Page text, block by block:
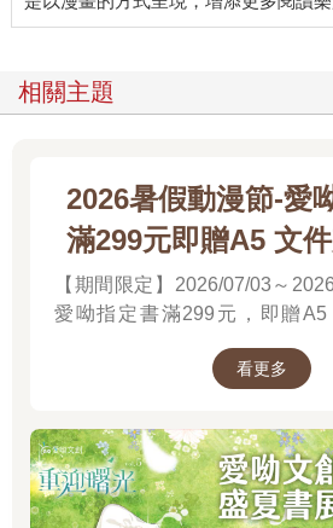
相關主題
2026暑假動漫節-愛
滿299元即贈A5 文
機)
【期間限定】2026/07/03～
愛呦指定書滿299元，即贈A5
看更多